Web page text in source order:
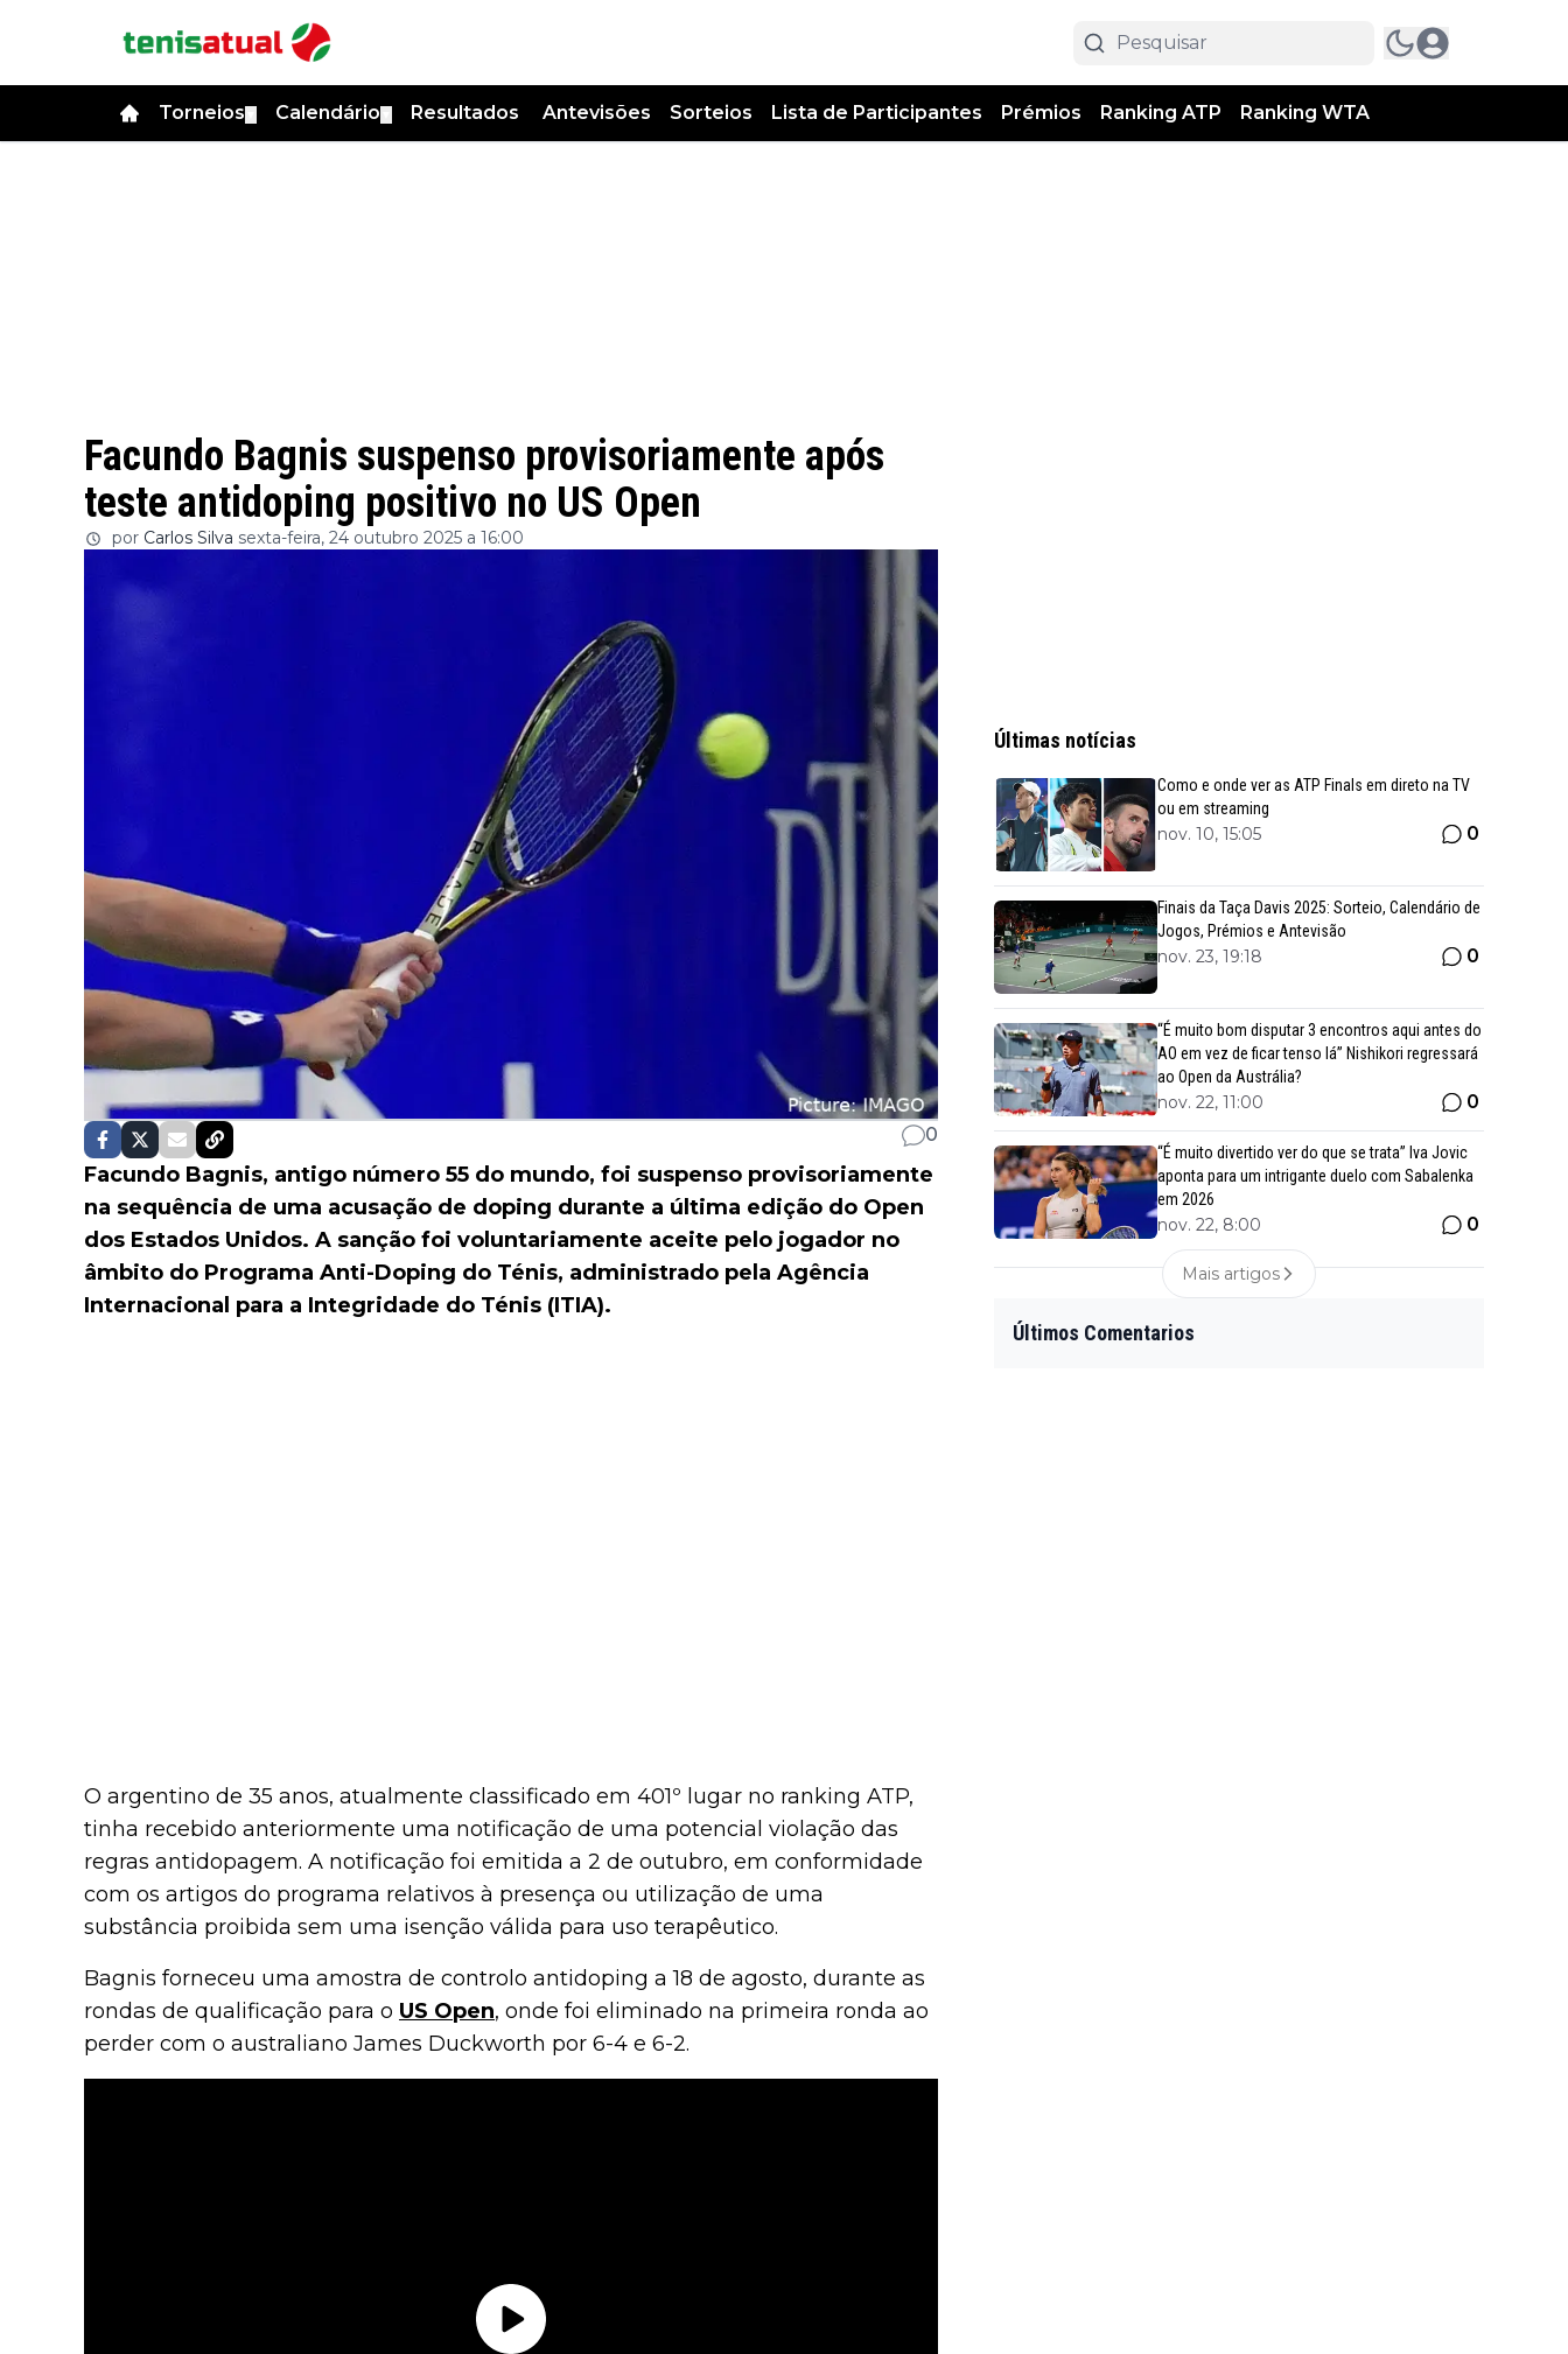
Torneios Calendário Resultados Antevisões Sorteios Lista de Participantes Prémios Ranking ATP Ranking WTA
Facundo Bagnis suspenso provisoriamente após
teste antidoping positivo no US Open
por Carlos Silva sexta-feira, 24 outubro 2025 a 16:00
0
Facundo Bagnis, antigo número 55 do mundo, foi suspenso provisoriamente
na sequência de uma acusação de doping durante a última edição do Open
dos Estados Unidos. A sanção foi voluntariamente aceite pelo jogador no
âmbito do Programa Anti-Doping do Ténis, administrado pela Agência
Internacional para a Integridade do Ténis (ITIA).
O argentino de 35 anos, atualmente classificado em 401º lugar no ranking ATP,
tinha recebido anteriormente uma notificação de uma potencial violação das
regras antidopagem. A notificação foi emitida a 2 de outubro, em conformidade
com os artigos do programa relativos à presença ou utilização de uma
substância proibida sem uma isenção válida para uso terapêutico.
Bagnis forneceu uma amostra de controlo antidoping a 18 de agosto, durante as
rondas de qualificação para o US Open, onde foi eliminado na primeira ronda ao
perder com o australiano James Duckworth por 6-4 e 6-2.
Últimas notícias
Como e onde ver as ATP Finals em direto na TV
ou em streaming
nov. 10, 15:05 0
Finais da Taça Davis 2025: Sorteio, Calendário de
Jogos, Prémios e Antevisão
nov. 23, 19:18 0
“É muito bom disputar 3 encontros aqui antes do
AO em vez de ficar tenso lá” Nishikori regressará
ao Open da Austrália?
nov. 22, 11:00 0
“É muito divertido ver do que se trata” Iva Jovic
aponta para um intrigante duelo com Sabalenka
em 2026
nov. 22, 8:00 0
Mais artigos
Últimos Comentarios